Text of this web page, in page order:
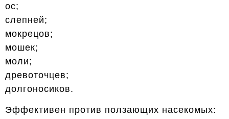
ос;
слепней;
мокрецов;
мошек;
моли;
древоточцев;
долгоносиков.
Эффективен против ползающих насекомых: